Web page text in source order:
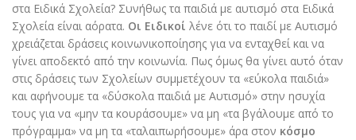
στα Ειδικά Σχολεία? Συνήθως τα παιδιά µε αυτισμό στα Ειδικά
Σχολεία είναι αόρατα. Οι Ειδικοί λένε ότι το παιδί µε Αυτισμό
χρειάζεται δράσεις κοινωνικοποίησης για να ενταχθεί και να
γίνει αποδεκτό από την κοινωνία. Πως όμως θα γίνει αυτό όταν
στις δράσεις των Σχολείων συμμετέχουν τα «εύκολα παιδιά»
και αφήνουμε τα «δύσκολα παιδιά µε Αυτισμό» στην ησυχία
τους για να «μην τα κουράσουμε» να µη «τα βγάλουμε από το
πρόγραμμα» να µη τα «ταλαιπωρήσουμε» άρα στον κόσμο